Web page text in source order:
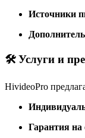
Источники
🛠 Услуги и
HivideoPro
Гарантия